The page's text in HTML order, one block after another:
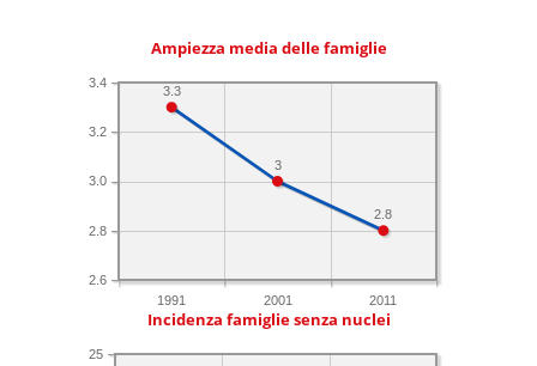
Ampiezza media delle famiglie
1991 2001 2011
2.6
2.8
3.0
3.2
3.4
2.8
3
3.3
Incidenza famiglie senza nuclei
25